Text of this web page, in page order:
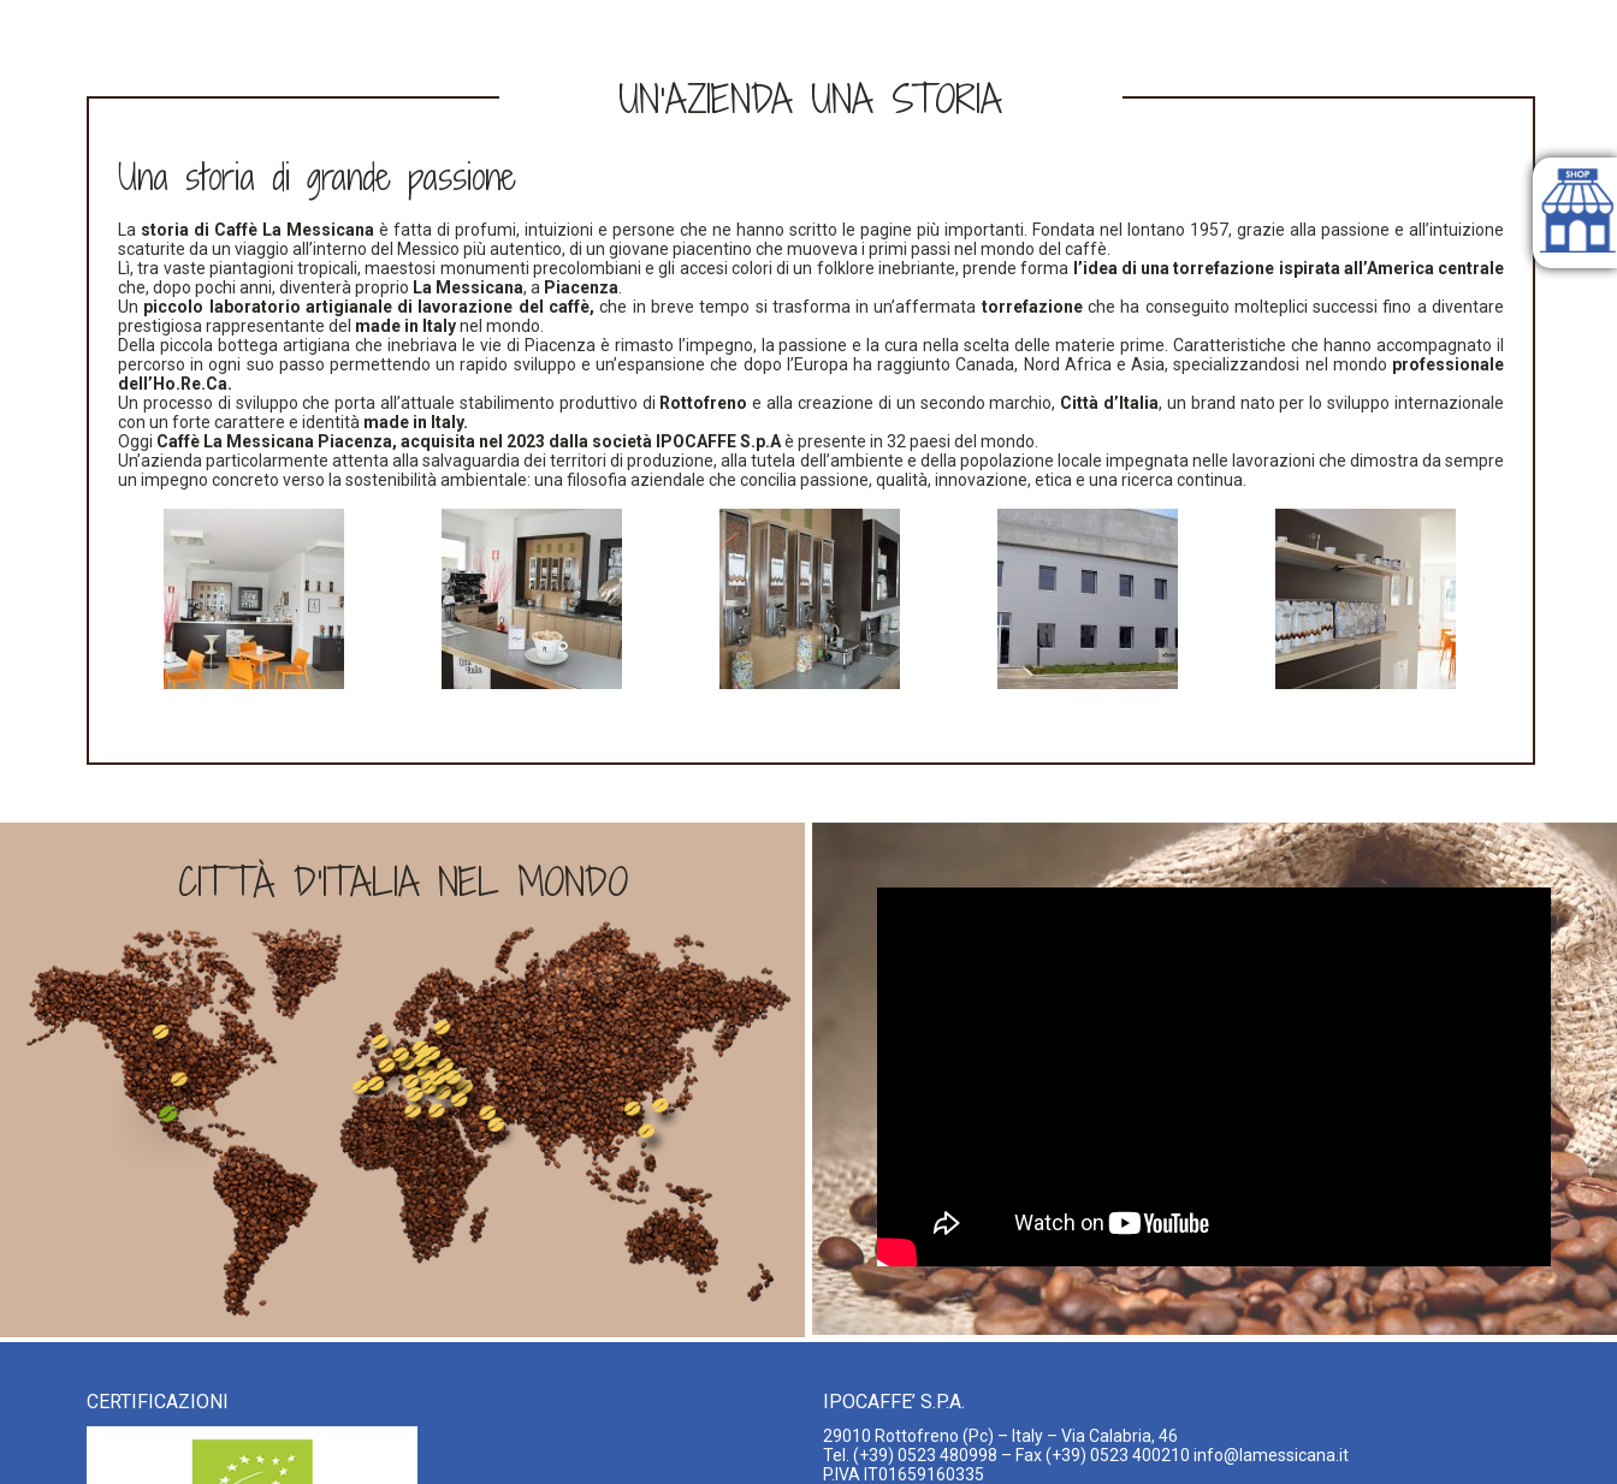
UN’AZIENDA UNA STORIA
Una storia di grande passione
La storia di Caffè La Messicana è fatta di profumi, intuizioni e persone che ne hanno scritto le pagine più importanti. Fondata nel lontano 1957, grazie alla passione e all’intuizione
scaturite da un viaggio all’interno del Messico più autentico, di un giovane piacentino che muoveva i primi passi nel mondo del caffè.
Lì, tra vaste piantagioni tropicali, maestosi monumenti precolombiani e gli accesi colori di un folklore inebriante, prende forma l’idea di una torrefazione ispirata all’America centrale
che, dopo pochi anni, diventerà proprio La Messicana, a Piacenza
Un piccolo laboratorio artigianale di lavorazione del caffè, che in breve tempo si trasforma in un’affermata torrefazioneche ha conseguito molteplici successi fino a diventare
prestigiosa rappresentante del made in Italynel mondo.
Della piccola bottega artigiana che inebriava le vie di Piacenza è rimasto l’impegno, la passione e la cura nella scelta delle materie prime. Caratteristiche che hanno accompagnato il
percorso in ogni suo passo permettendo un rapido sviluppo e un’espansione che dopo l’Europa ha raggiunto Canada, Nord Africa e Asia, specializzandosi nel mondo professionale
dell’Ho.Re.Ca.
Un processo di sviluppo che porta all’attuale stabilimento produttivo di Rottofreno e alla creazione di un secondo marchio, Città d’Italia, un brand nato per lo sviluppo internazionale
con un forte carattere e identità made in Italy.
Oggi Caffè La Messicana Piacenza, acquisita nel 2023 dalla società IPOCAFFE S.p.Aè presente in 32 paesi del mondo.
Un’azienda particolarmente attenta alla salvaguardia dei territori di produzione, alla tutela dell’ambiente e della popolazione locale impegnata nelle lavorazioni che dimostra da sempre
un impegno concreto verso la sostenibilità ambientale: una filosofia aziendale che concilia passione, qualità, innovazione, etica e una ricerca continua.
CITTÀ D'ITALIA NEL MONDO
CERTIFICAZIONI IPOCAFFE’ S.P.A.
29010 Rottofreno (Pc) – Italy – Via Calabria, 46
Tel. (+39) 0523 480998 – Fax (+39) 0523 400210 info@lamessicana.it
P.IVA IT01659160335​​